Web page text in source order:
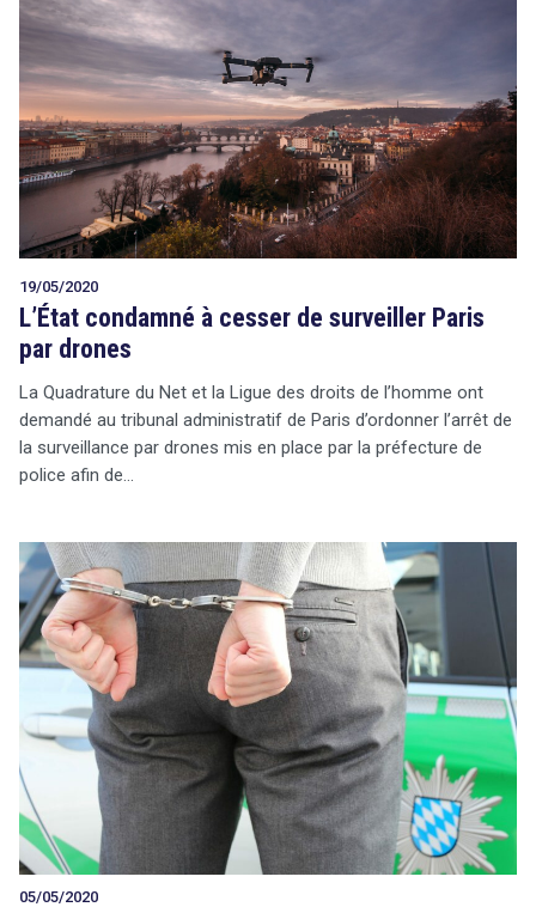
05/05/2020
19/05/2020
L’État condamné à cesser de surveiller Paris
par drones
La Quadrature du Net et la Ligue des droits de l’homme ont
demandé au tribunal administratif de Paris d’ordonner l’arrêt de
la surveillance par drones mis en place par la préfecture de
police afin de…